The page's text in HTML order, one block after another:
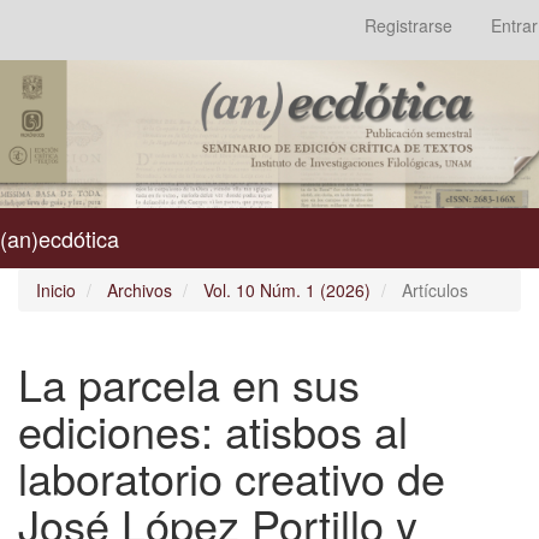
Contenido
Registrarse Entrar
(an)ecdótica
Inicio Archivos Vol. 10 Núm. 1 (2026) Artículos
La parcela en sus
ediciones: atisbos al
laboratorio creativo de
José López Portillo y